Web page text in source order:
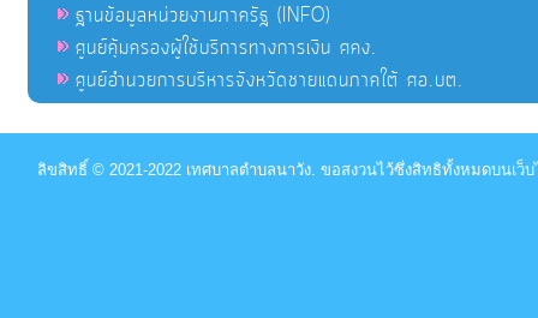
ฐานข้อมูลหน่วยงานภาครัฐ (INFO)
ศูนย์คุ้มครองผู้ใช้บริการทางการเงิน ศคง.
ศูนย์อำนวยการบริหารจังหวัดชายแดนภาคใต้ ศอ.บต.
ลิขสิทธิ์ © 2021-2022 เทศบาลตำบลนาวัง. ขอสงวนไว้ซึ่งสิทธิทั้งหมดบนเ